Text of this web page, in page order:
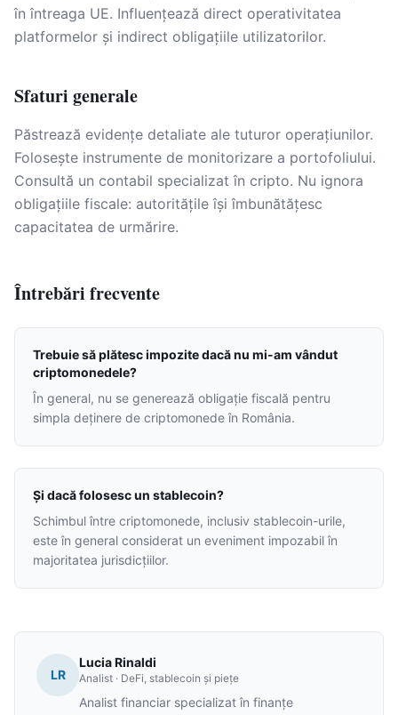
în întreaga UE. Influențează direct operativitatea
platformelor și indirect obligațiile utilizatorilor.
Sfaturi generale
Păstrează evidențe detaliate ale tuturor operațiunilor.
Folosește instrumente de monitorizare a portofoliului.
Consultă un contabil specializat în cripto. Nu ignora
obligațiile fiscale: autoritățile își îmbunătățesc
capacitatea de urmărire.
Întrebări frecvente
Trebuie să plătesc impozite dacă nu mi-am vândut
criptomonedele?
În general, nu se generează obligație fiscală pentru
simpla deținere de criptomonede în România.
Și dacă folosesc un stablecoin?
Schimbul între criptomonede, inclusiv stablecoin-urile,
este în general considerat un eveniment impozabil în
majoritatea jurisdicțiilor.
LR
Lucia Rinaldi
Analist · DeFi, stablecoin și piețe
Analist financiar specializat în finanțe